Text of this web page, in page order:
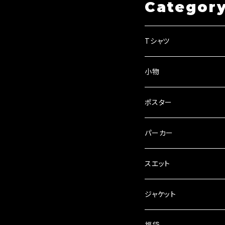
Tシャツ
小物
ポスター
パーカー
プルオーバー
zipパーカー
スエット
パンツ
ジャケット